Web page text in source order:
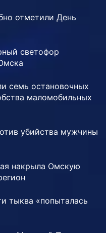
отметили День
светофор
семь остановочных
маломобильных
убийства мужчины
накрыла Омскую
тыква «попыталась